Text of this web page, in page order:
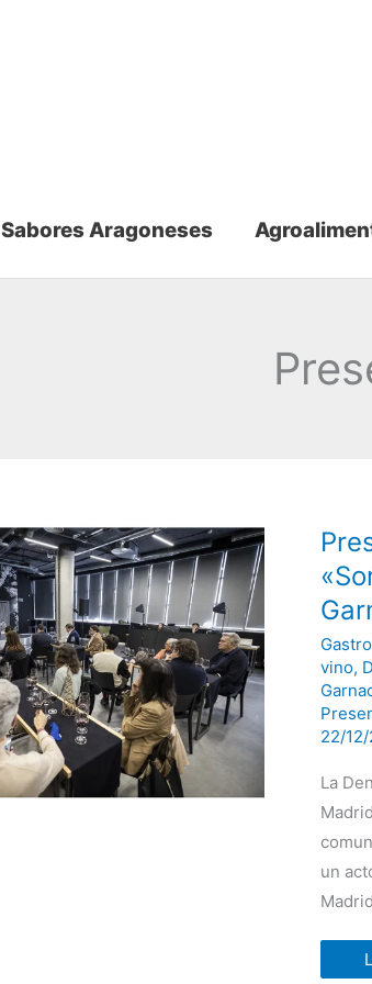
Sabores Aragoneses
vino,
22/
La
un